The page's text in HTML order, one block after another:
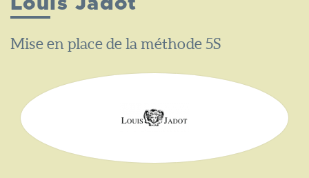
Nom
Projet
Mise en place de la méthode 5S